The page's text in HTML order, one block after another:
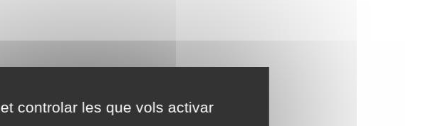
controlar les que vols activar